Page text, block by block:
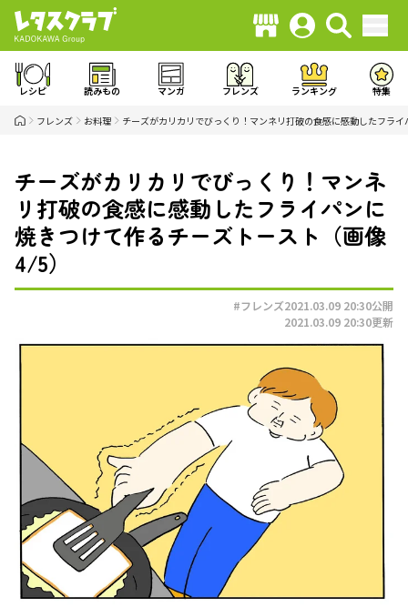
レシピ 読みもの マンガ フレンズ ランキング 特集
フレンズ お料理 チーズがカリカリでびっくり！マンネリ打破の食感に感動したフラ
チーズがカリカリでびっくり！マンネ
リ打破の食感に感動したフライパンに
焼きつけて作るチーズトースト（画像
4/5）
#フレンズ2021.03.09 20:30公開
2021.03.09 20:30更新